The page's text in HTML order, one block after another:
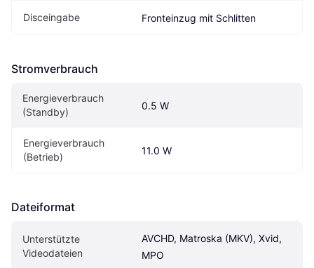
Disceingabe Fronteinzug mit Schlitten
Stromverbrauch
Energieverbrauch
(Standby)
0.5 W
Energieverbrauch
(Betrieb)
11.0 W
Dateiformat
Unterstützte
Videodateien
AVCHD, Matroska (MKV), Xvid,
MPO